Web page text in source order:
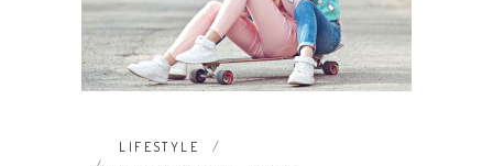
LIFESTYLE